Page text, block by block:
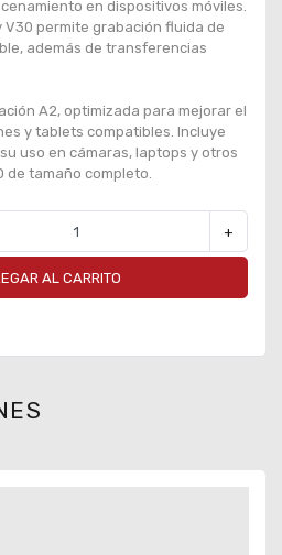
en dispositivos móviles.
V30 permite grabación fluida de
además de transferencias
A2, optimizada para mejorar el
y tablets compatibles. Incluye
uso en cámaras, laptops y otros
de tamaño completo.
+
AL CARRITO